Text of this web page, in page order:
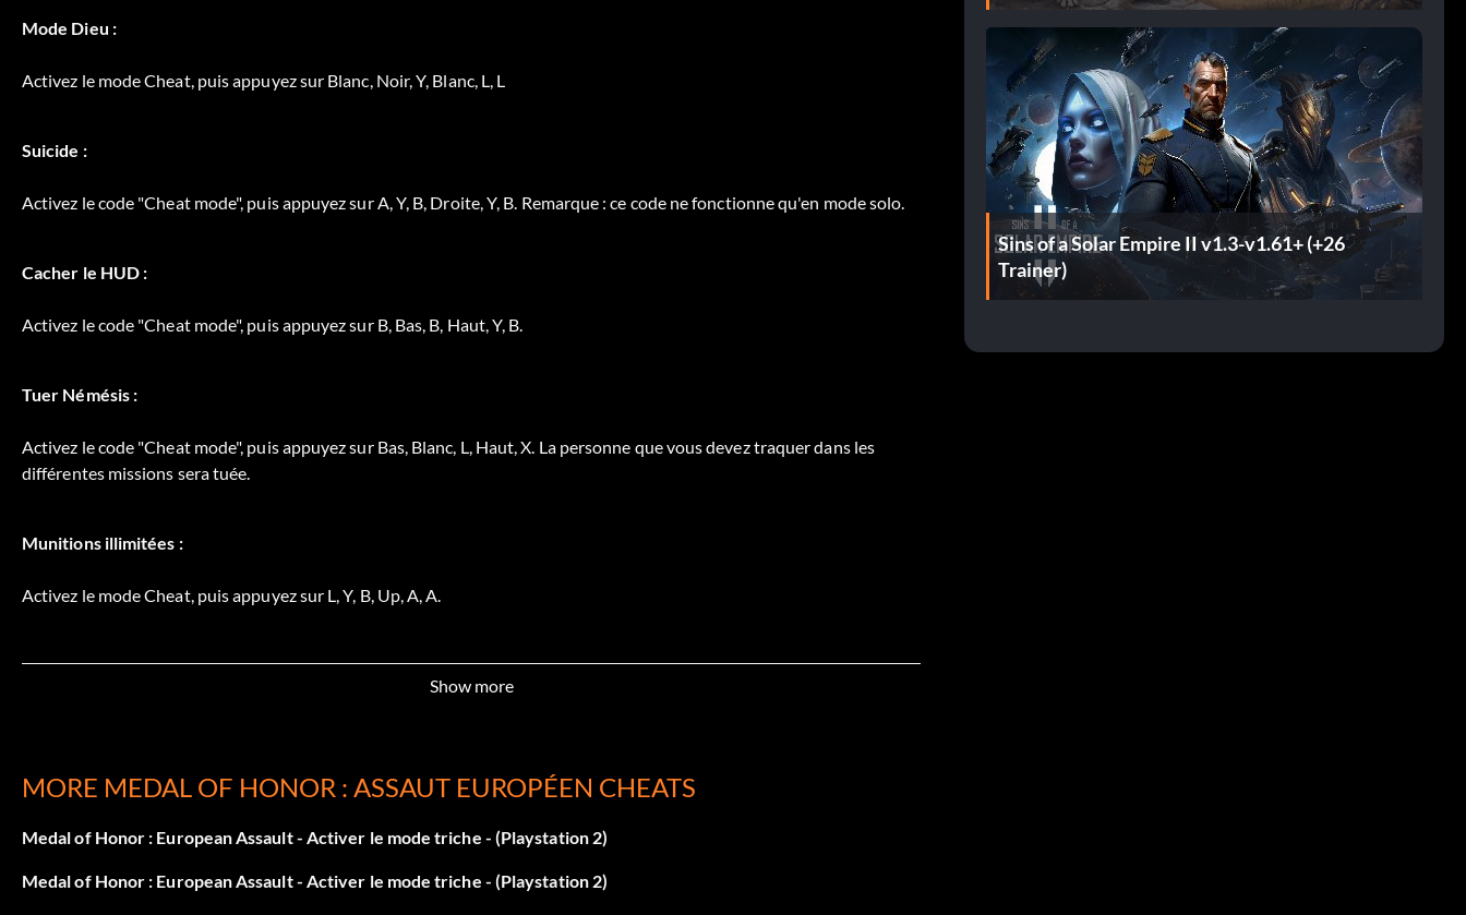
Mode Dieu :
Activez le mode Cheat, puis appuyez sur Blanc, Noir, Y, Blanc, L, L
Suicide :
Activez le code "Cheat mode", puis appuyez sur A, Y, B, Droite, Y, B. Remarque : ce code ne fonctionne qu'en mode solo.
Cacher le HUD :
Activez le code "Cheat mode", puis appuyez sur B, Bas, B, Haut, Y, B.
Tuer Némésis :
Activez le code "Cheat mode", puis appuyez sur Bas, Blanc, L, Haut, X. La personne que vous devez traquer dans les
différentes missions sera tuée.
Munitions illimitées :
Activez le mode Cheat, puis appuyez sur L, Y, B, Up, A, A.
Pickup OSS document :
Désactiver le shellshock :
Activez le code "Cheat mode", puis appuyez sur Blanc, R, Blanc, L, Y2.
Show more
MORE MEDAL OF HONOR : ASSAUT EUROPÉEN CHEATS
Medal of Honor : European Assault - Activer le mode triche - (Playstation 2)
Medal of Honor : European Assault - Activer le mode triche - (Playstation 2)
Sins of a Solar Empire II v1.3-v1.61+ (+26
Trainer)